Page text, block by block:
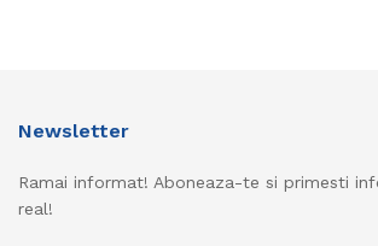
Newsletter
Ramai informat! Aboneaza-te si primesti
real!